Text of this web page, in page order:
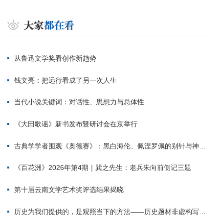
从鲁迅文学奖看创作新趋势
钱文亮：把远行看成了另一次人生
当代小说关键词：对话性、思想力与总体性
《大田歌谣》新书发布暨研讨会在京举行
古典学学者围观《奥德赛》：黑白海伦、佩涅罗佩的别针与神秘入侵者
《百花洲》2026年第4期｜巽之先生：老兵朱向前侧记三题
第十届云南文学艺术奖评选结果揭晓
历史为我们提供的，是观照当下的方法——历史题材非虚构写作多人谈